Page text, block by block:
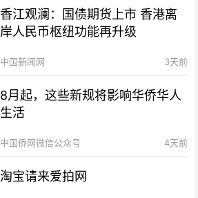
香江观澜：国债期货上市 香港离
岸人民币枢纽功能再升级
中国新闻网 3天前
8月起，这些新规将影响华侨华人
生活
中国侨网微信公众号 4天前
淘宝请来爱拍网